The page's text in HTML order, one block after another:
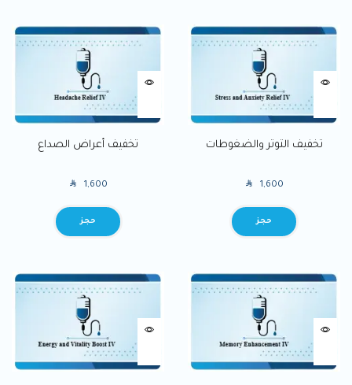
تخفيف أعراض الصداع
SAR 1,600
BOOK
تخفيف التوتر والضغوطات
SAR 1,600
BOOK